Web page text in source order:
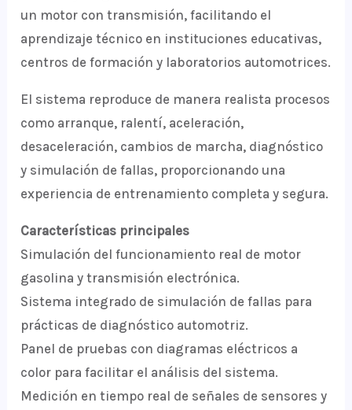
un motor con transmisión, facilitando el
aprendizaje técnico en instituciones educativas,
centros de formación y laboratorios automotrices.
El sistema reproduce de manera realista procesos
como arranque, ralentí, aceleración,
desaceleración, cambios de marcha, diagnóstico
y simulación de fallas, proporcionando una
experiencia de entrenamiento completa y segura.
Características principales
Simulación del funcionamiento real de motor
gasolina y transmisión electrónica.
Sistema integrado de simulación de fallas para
prácticas de diagnóstico automotriz.
Panel de pruebas con diagramas eléctricos a
color para facilitar el análisis del sistema.
Medición en tiempo real de señales de sensores y